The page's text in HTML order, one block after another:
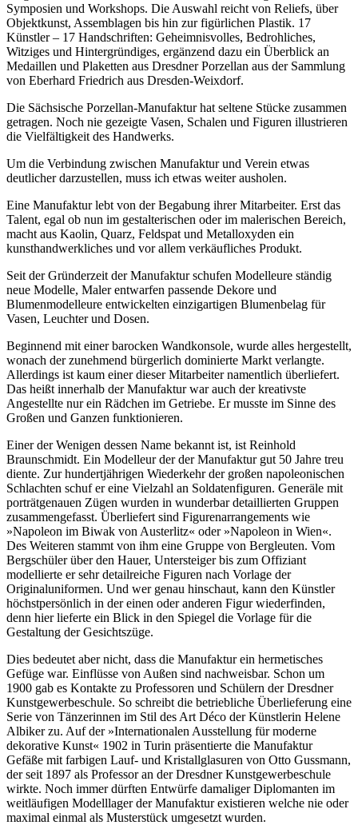
Symposien und Workshops. Die Auswahl reicht von Reliefs, über
Objektkunst, Assemblagen bis hin zur figürlichen Plastik. 17
Künstler – 17 Handschriften: Geheimnisvolles, Bedrohliches,
Witziges und Hintergründiges, ergänzend dazu ein Überblick an
Medaillen und Plaketten aus Dresdner Porzellan aus der Sammlung
von Eberhard Friedrich aus Dresden-Weixdorf.
Die Sächsische Porzellan-Manufaktur hat seltene Stücke zusammen
getragen. Noch nie gezeigte Vasen, Schalen und Figuren illustrieren
die Vielfältigkeit des Handwerks.
Um die Verbindung zwischen Manufaktur und Verein etwas
deutlicher darzustellen, muss ich etwas weiter ausholen.
Eine Manufaktur lebt von der Begabung ihrer Mitarbeiter. Erst das
Talent, egal ob nun im gestalterischen oder im malerischen Bereich,
macht aus Kaolin, Quarz, Feldspat und Metalloxyden ein
kunsthandwerkliches und vor allem verkäufliches Produkt.
Seit der Gründerzeit der Manufaktur schufen Modelleure ständig
neue Modelle, Maler entwarfen passende Dekore und
Blumenmodelleure entwickelten einzigartigen Blumenbelag für
Vasen, Leuchter und Dosen.
Beginnend mit einer barocken Wandkonsole, wurde alles hergestellt,
wonach der zunehmend bürgerlich dominierte Markt verlangte.
Allerdings ist kaum einer dieser Mitarbeiter namentlich überliefert.
Das heißt innerhalb der Manufaktur war auch der kreativste
Angestellte nur ein Rädchen im Getriebe. Er musste im Sinne des
Großen und Ganzen funktionieren.
Einer der Wenigen dessen Name bekannt ist, ist Reinhold
Braunschmidt. Ein Modelleur der der Manufaktur gut 50 Jahre treu
diente. Zur hundertjährigen Wiederkehr der großen napoleonischen
Schlachten schuf er eine Vielzahl an Soldatenfiguren. Generäle mit
porträtgenauen Zügen wurden in wunderbar detaillierten Gruppen
zusammengefasst. Überliefert sind Figurenarrangements wie
»Napoleon im Biwak von Austerlitz« oder »Napoleon in Wien«.
Des Weiteren stammt von ihm eine Gruppe von Bergleuten. Vom
Bergschüler über den Hauer, Untersteiger bis zum Offiziant
modellierte er sehr detailreiche Figuren nach Vorlage der
Originaluniformen. Und wer genau hinschaut, kann den Künstler
höchstpersönlich in der einen oder anderen Figur wiederfinden,
denn hier lieferte ein Blick in den Spiegel die Vorlage für die
Gestaltung der Gesichtszüge.
Dies bedeutet aber nicht, dass die Manufaktur ein hermetisches
Gefüge war. Einflüsse von Außen sind nachweisbar. Schon um
1900 gab es Kontakte zu Professoren und Schülern der Dresdner
Kunstgewerbeschule. So schreibt die betriebliche Überlieferung eine
Serie von Tänzerinnen im Stil des Art Déco der Künstlerin Helene
Albiker zu. Auf der »Internationalen Ausstellung für moderne
dekorative Kunst« 1902 in Turin präsentierte die Manufaktur
Gefäße mit farbigen Lauf- und Kristallglasuren von Otto Gussmann,
der seit 1897 als Professor an der Dresdner Kunstgewerbeschule
wirkte. Noch immer dürften Entwürfe damaliger Diplomanten im
weitläufigen Modelllager der Manufaktur existieren welche nie oder
maximal einmal als Musterstück umgesetzt wurden.